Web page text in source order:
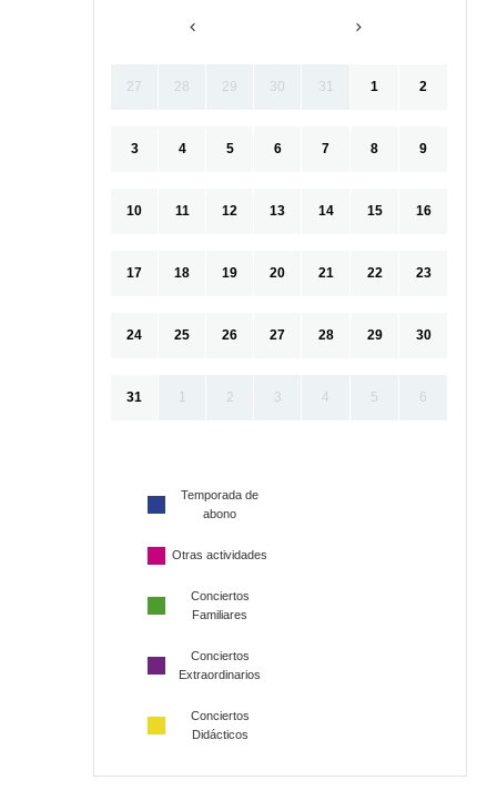
27 28 29 30 31 1 2
3 4 5 6 7 8 9
10 11 12 13 14 15 16
17 18 19 20 21 22 23
24 25 26 27 28 29 30
31 1 2 3 4 5 6
Temporada de
abono
Otras actividades
Conciertos
Familiares
Conciertos
Extraordinarios
Conciertos
Didácticos